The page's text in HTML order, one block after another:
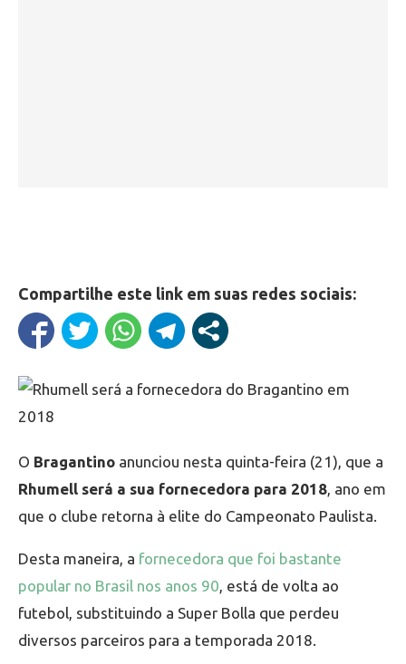
Compartilhe este link em suas redes sociais:
O Bragantino anunciou nesta quinta-feira (21), que a
Rhumell será a sua fornecedora para 2018, ano em
que o clube retorna à elite do Campeonato Paulista.
Desta maneira, a fornecedora que foi bastante
popular no Brasil nos anos 90, está de volta ao
futebol, substituindo a Super Bolla que perdeu
diversos parceiros para a temporada 2018.